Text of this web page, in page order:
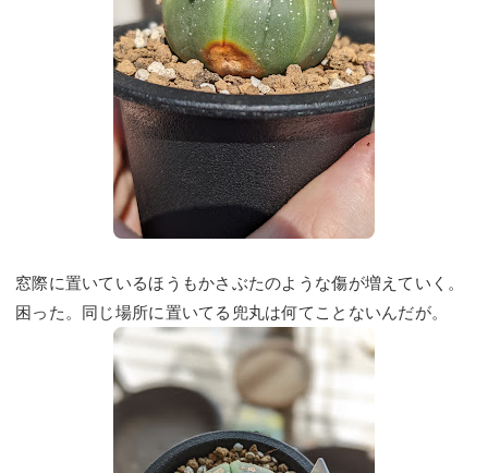
窓際に置いているほうもかさぶたのような傷が増えていく。
困った。同じ場所に置いてる兜丸は何てことないんだが。